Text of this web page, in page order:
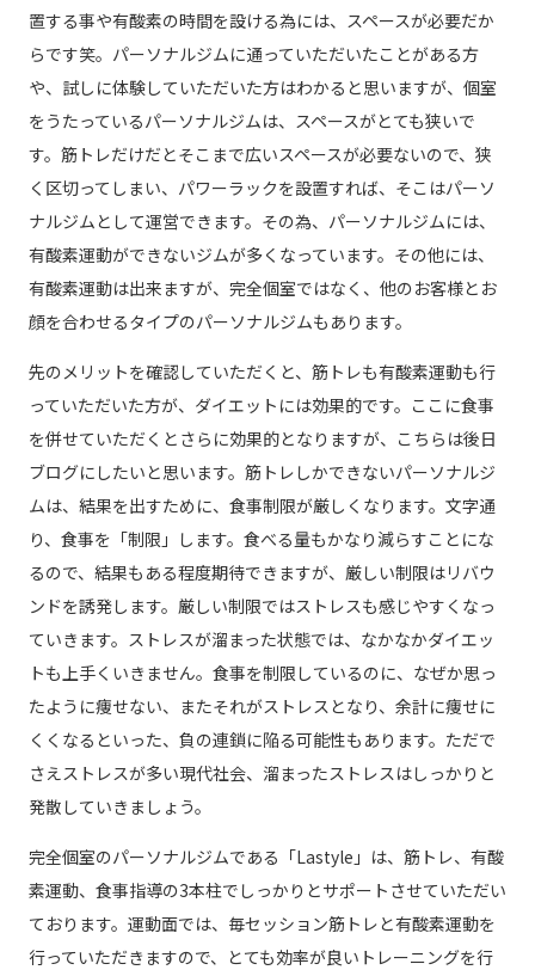
置する事や有酸素の時間を設ける為には、スペースが必要だか
らです笑。パーソナルジムに通っていただいたことがある方
や、試しに体験していただいた方はわかると思いますが、個室
をうたっているパーソナルジムは、スペースがとても狭いで
す。筋トレだけだとそこまで広いスペースが必要ないので、狭
く区切ってしまい、パワーラックを設置すれば、そこはパーソ
ナルジムとして運営できます。その為、パーソナルジムには、
有酸素運動ができないジムが多くなっています。その他には、
有酸素運動は出来ますが、完全個室ではなく、他のお客様とお
顔を合わせるタイプのパーソナルジムもあります。
先のメリットを確認していただくと、筋トレも有酸素運動も行
っていただいた方が、ダイエットには効果的です。ここに食事
を併せていただくとさらに効果的となりますが、こちらは後日
ブログにしたいと思います。筋トレしかできないパーソナルジ
ムは、結果を出すために、食事制限が厳しくなります。文字通
り、食事を「制限」します。食べる量もかなり減らすことにな
るので、結果もある程度期待できますが、厳しい制限はリバウ
ンドを誘発します。厳しい制限ではストレスも感じやすくなっ
ていきます。ストレスが溜まった状態では、なかなかダイエッ
トも上手くいきません。食事を制限しているのに、なぜか思っ
たように痩せない、またそれがストレスとなり、余計に痩せに
くくなるといった、負の連鎖に陥る可能性もあります。ただで
さえストレスが多い現代社会、溜まったストレスはしっかりと
発散していきましょう。
完全個室のパーソナルジムである「Lastyle」は、筋トレ、有酸
素運動、食事指導の3本柱でしっかりとサポートさせていただい
ております。運動面では、毎セッション筋トレと有酸素運動を
行っていただきますので、とても効率が良いトレーニングを行